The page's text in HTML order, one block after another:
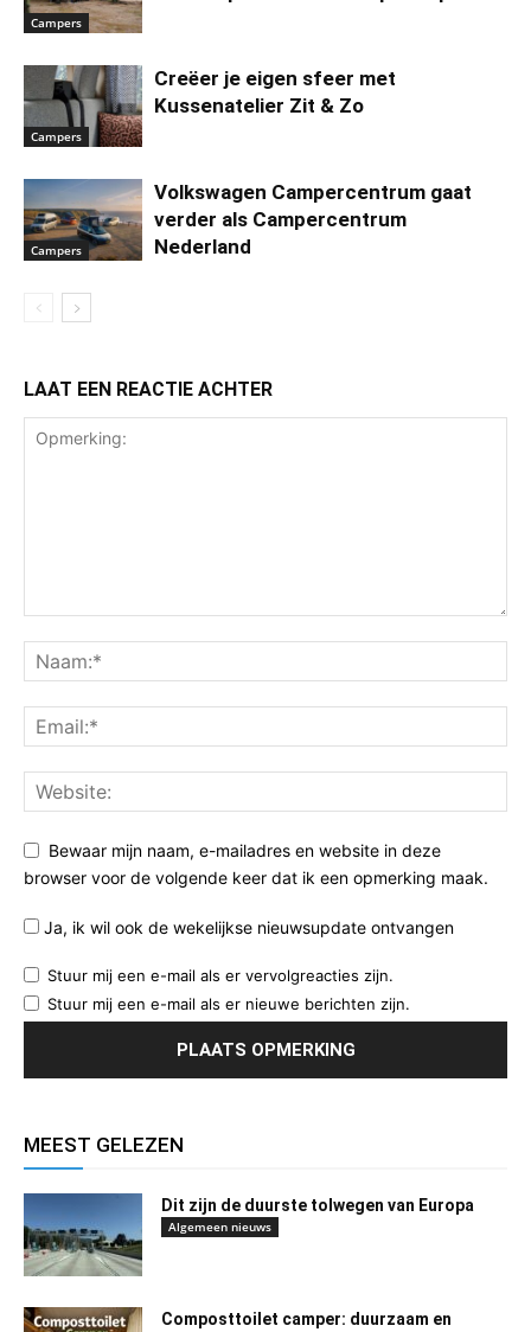
Campers
Campers
Creëer je eigen sfeer met
Kussenatelier Zit & Zo
Campers
Volkswagen Campercentrum gaat
verder als Campercentrum
Nederland
LAAT EEN REACTIE ACHTER
Bewaar mijn naam, e-mailadres en website in deze
browser voor de volgende keer dat ik een opmerking maak.
Ja, ik wil ook de wekelijkse nieuwsupdate ontvangen
Stuur mij een e-mail als er vervolgreacties zijn.
Stuur mij een e-mail als er nieuwe berichten zijn.
MEEST GELEZEN
Dit zijn de duurste tolwegen van Europa
Algemeen nieuws
Composttoilet camper: duurzaam en